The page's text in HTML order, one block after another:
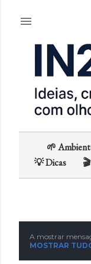
🌱
💡 Dicas
M
A mostrar
MOSTRAR